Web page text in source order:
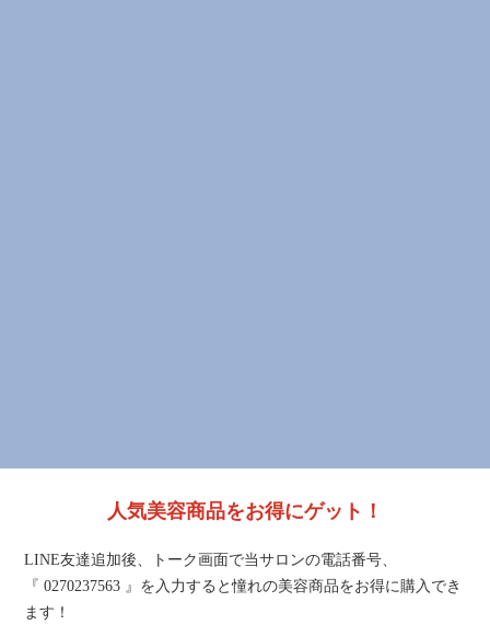
人気美容商品をお得にゲット！
LINE友達追加後、トーク画面で当サロンの電話番号、
『 0270237563 』を入力すると憧れの美容商品をお得に購入でき
ます！